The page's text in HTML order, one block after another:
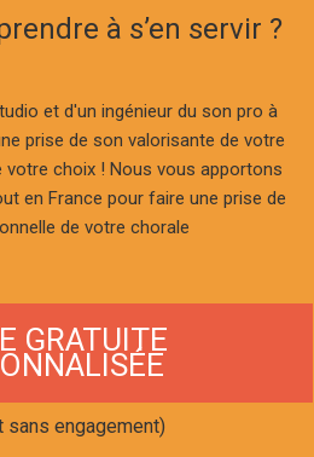
à s’en servir ?
et d'un ingénieur du son pro à
prise de son valorisante de votre
votre choix ! Nous vous apportons
en France pour faire une prise de
de votre chorale
GRATUITE
sans engagement)